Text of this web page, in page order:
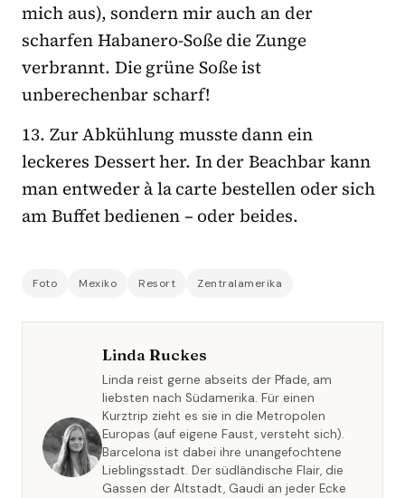
mich aus), sondern mir auch an der
scharfen Habanero-Soße die Zunge
verbrannt. Die grüne Soße ist
unberechenbar scharf!
13. Zur Abkühlung musste dann ein
leckeres Dessert her. In der Beachbar kann
man entweder à la carte bestellen oder sich
am Buffet bedienen – oder beides.
Foto Mexiko Resort Zentralamerika
Linda Ruckes
Linda reist gerne abseits der Pfade, am
liebsten nach Südamerika. Für einen
Kurztrip zieht es sie in die Metropolen
Europas (auf eigene Faust, versteht sich).
Barcelona ist dabei ihre unangefochtene
Lieblingsstadt. Der südländische Flair, die
Gassen der Altstadt, Gaudi an jeder Ecke